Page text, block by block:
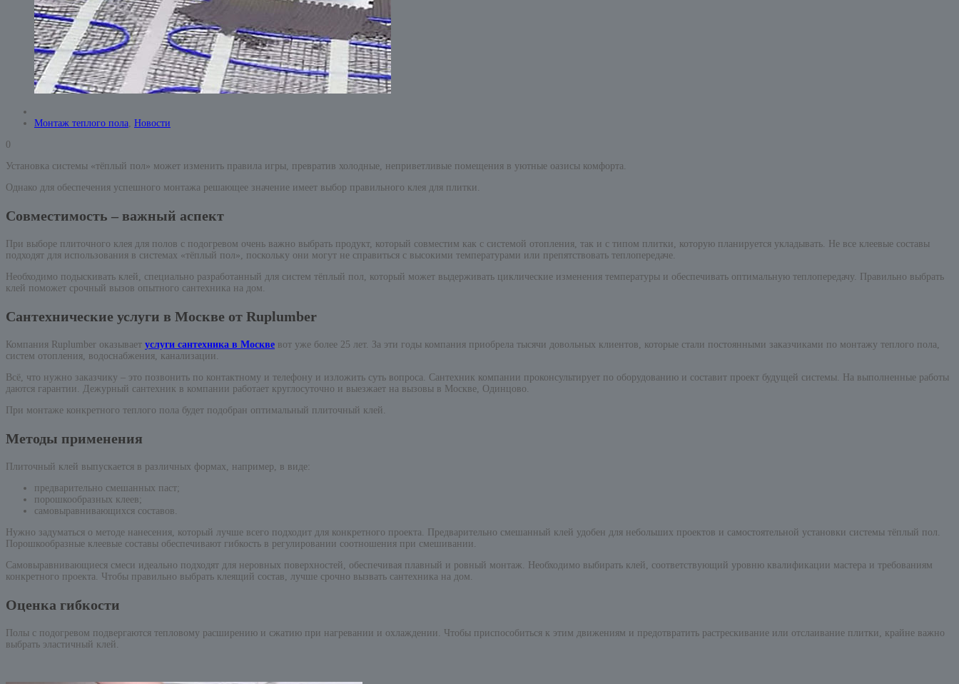
Монтаж теплого пола, Новости
0
Установка системы «тёплый пол» может изменить правила игры, превратив холодные, неприветливые помещения в уютные оазисы комфорта.
Однако для обеспечения успешного монтажа решающее значение имеет выбор правильного клея для плитки.
Совместимость – важный аспект
При выборе плиточного клея для полов с подогревом очень важно выбрать продукт, который совместим как с системой отопления, так и с типом плитки, которую планируется укладывать. Не все клеевые составы
подходят для использования в системах «тёплый пол», поскольку они могут не справиться с высокими температурами или препятствовать теплопередаче.
Необходимо подыскивать клей, специально разработанный для систем тёплый пол, который может выдерживать циклические изменения температуры и обеспечивать оптимальную теплопередачу. Правильно выбрать
клей поможет срочный вызов опытного сантехника на дом.
Сантехнические услуги в Москве от Ruplumber
Компания Ruplumber оказывает услуги сантехника в Москве вот уже более 25 лет. За эти годы компания приобрела тысячи довольных клиентов, которые стали постоянными заказчиками по монтажу теплого пола,
систем отопления, водоснабжения, канализации.
Всё, что нужно заказчику – это позвонить по контактному и телефону и изложить суть вопроса. Сантехник компании проконсультирует по оборудованию и составит проект будущей системы. На выполненные работы
даются гарантии. Дежурный сантехник в компании работает круглосуточно и выезжает на вызовы в Москве, Одинцово.
При монтаже конкретного теплого пола будет подобран оптимальный плиточный клей.
Методы применения
Плиточный клей выпускается в различных формах, например, в виде:
предварительно смешанных паст;
порошкообразных клеев;
самовыравнивающихся составов.
Нужно задуматься о методе нанесения, который лучше всего подходит для конкретного проекта. Предварительно смешанный клей удобен для небольших проектов и самостоятельной установки системы тёплый пол.
Порошкообразные клеевые составы обеспечивают гибкость в регулировании соотношения при смешивании.
Самовыравнивающиеся смеси идеально подходят для неровных поверхностей, обеспечивая плавный и ровный монтаж. Необходимо выбирать клей, соответствующий уровню квалификации мастера и требованиям
конкретного проекта. Чтобы правильно выбрать клеящий состав, лучше срочно вызвать сантехника на дом.
Оценка гибкости
Полы с подогревом подвергаются тепловому расширению и сжатию при нагревании и охлаждении. Чтобы приспособиться к этим движениям и предотвратить растрескивание или отслаивание плитки, крайне важно
выбрать эластичный клей.